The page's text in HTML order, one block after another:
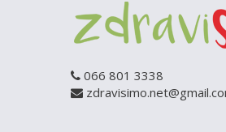
066 801 3338